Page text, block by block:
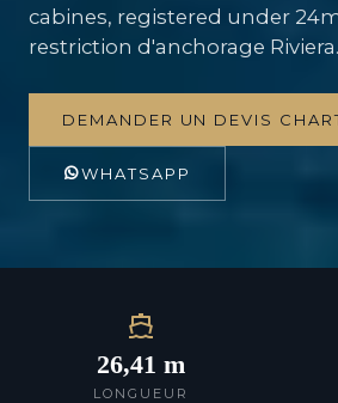
cabines, registered under
restriction d'anchorage Riviera.
DEMANDER UN DEVIS
WHATSAPP
26,41 m
LONGUEUR